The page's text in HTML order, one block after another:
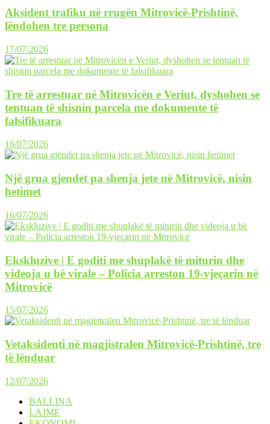
Aksident trafiku në rrugën Mitrovicë-Prishtinë,
lëndohen tre persona
17/07/2026
Tre të arrestuar në Mitrovicën e Veriut, dyshohen se
tentuan të shisnin parcela me dokumente të
falsifikuara
16/07/2026
Një grua gjendet pa shenja jete në Mitrovicë, nisin
hetimet
16/07/2026
Ekskluzive | E goditi me shuplakë të miturin dhe
videoja u bë virale – Policia arreston 19-vjeçarin në
Mitrovicë
15/07/2026
Vetaksidenti në magjistralen Mitrovicë-Prishtinë, tre
të lënduar
12/07/2026
BALLINA
LAJME